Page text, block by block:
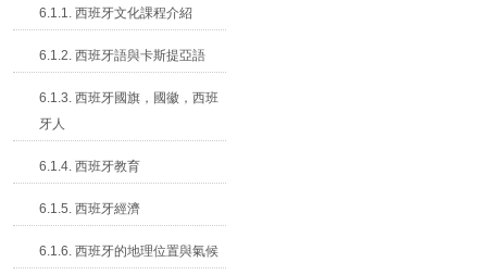
6.1.1. 西班牙文化課程介紹
6.1.2. 西班牙語與卡斯提亞語
6.1.3. 西班牙國旗，國徽，西班
牙人
6.1.4. 西班牙教育
6.1.5. 西班牙經濟
6.1.6. 西班牙的地理位置與氣候